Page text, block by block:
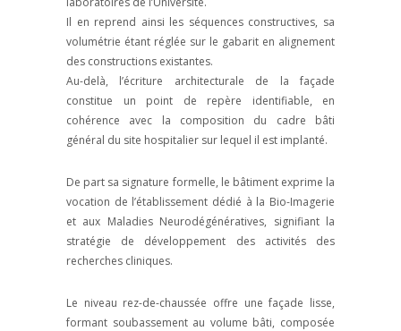
Il en reprend ainsi les séquences constructives, sa
volumétrie étant réglée sur le gabarit en alignement
des constructions existantes.
Au-delà, l’écriture architecturale de la façade
constitue un point de repère identifiable, en
cohérence avec la composition du cadre bâti
général du site hospitalier sur lequel il est implanté.
De part sa signature formelle, le bâtiment exprime la
vocation de l’établissement dédié à la Bio-Imagerie
et aux Maladies Neurodégénératives, signifiant la
stratégie de développement des activités des
recherches cliniques.
Le niveau rez-de-chaussée offre une façade lisse,
formant soubassement au volume bâti, composée